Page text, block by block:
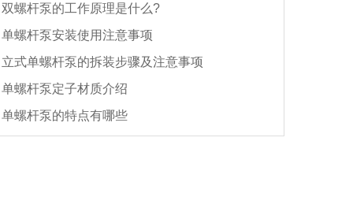
双螺杆泵的工作原理是什么?
单螺杆泵安装使用注意事项
立式单螺杆泵的拆装步骤及注意事项
单螺杆泵定子材质介绍
单螺杆泵的特点有哪些